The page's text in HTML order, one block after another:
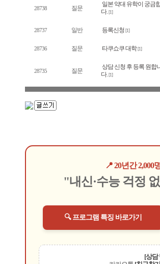
28738 질문
일본 약대 유학이 궁금
다. [1]
28737 일반 등록신청 [1]
28736 질문 타쿠쇼쿠 대학 [1]
28735 질문
상담 신청 후 등록 원합
다. [1]
📍 20년간 2,000
"내신·수능 걱정
🔍 프로그램 특징 바로가기
[상담